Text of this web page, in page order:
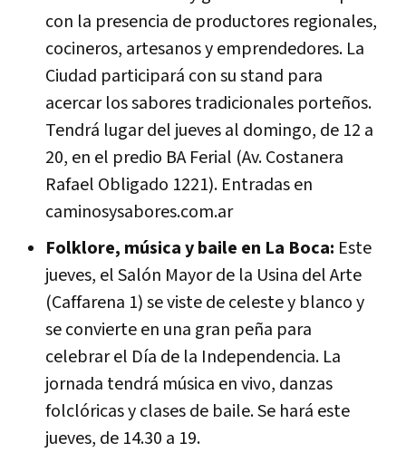
con la presencia de productores regionales,
cocineros, artesanos y emprendedores. La
Ciudad participará con su stand para
acercar los sabores tradicionales porteños.
Tendrá lugar del jueves al domingo, de 12 a
20, en el predio BA Ferial (Av. Costanera
Rafael Obligado 1221). Entradas en
caminosysabores.com.ar
Folklore, música y baile en La Boca: Este
jueves, el Salón Mayor de la Usina del Arte
(Caffarena 1) se viste de celeste y blanco y
se convierte en una gran peña para
celebrar el Día de la Independencia. La
jornada tendrá música en vivo, danzas
folclóricas y clases de baile. Se hará este
jueves, de 14.30 a 19.